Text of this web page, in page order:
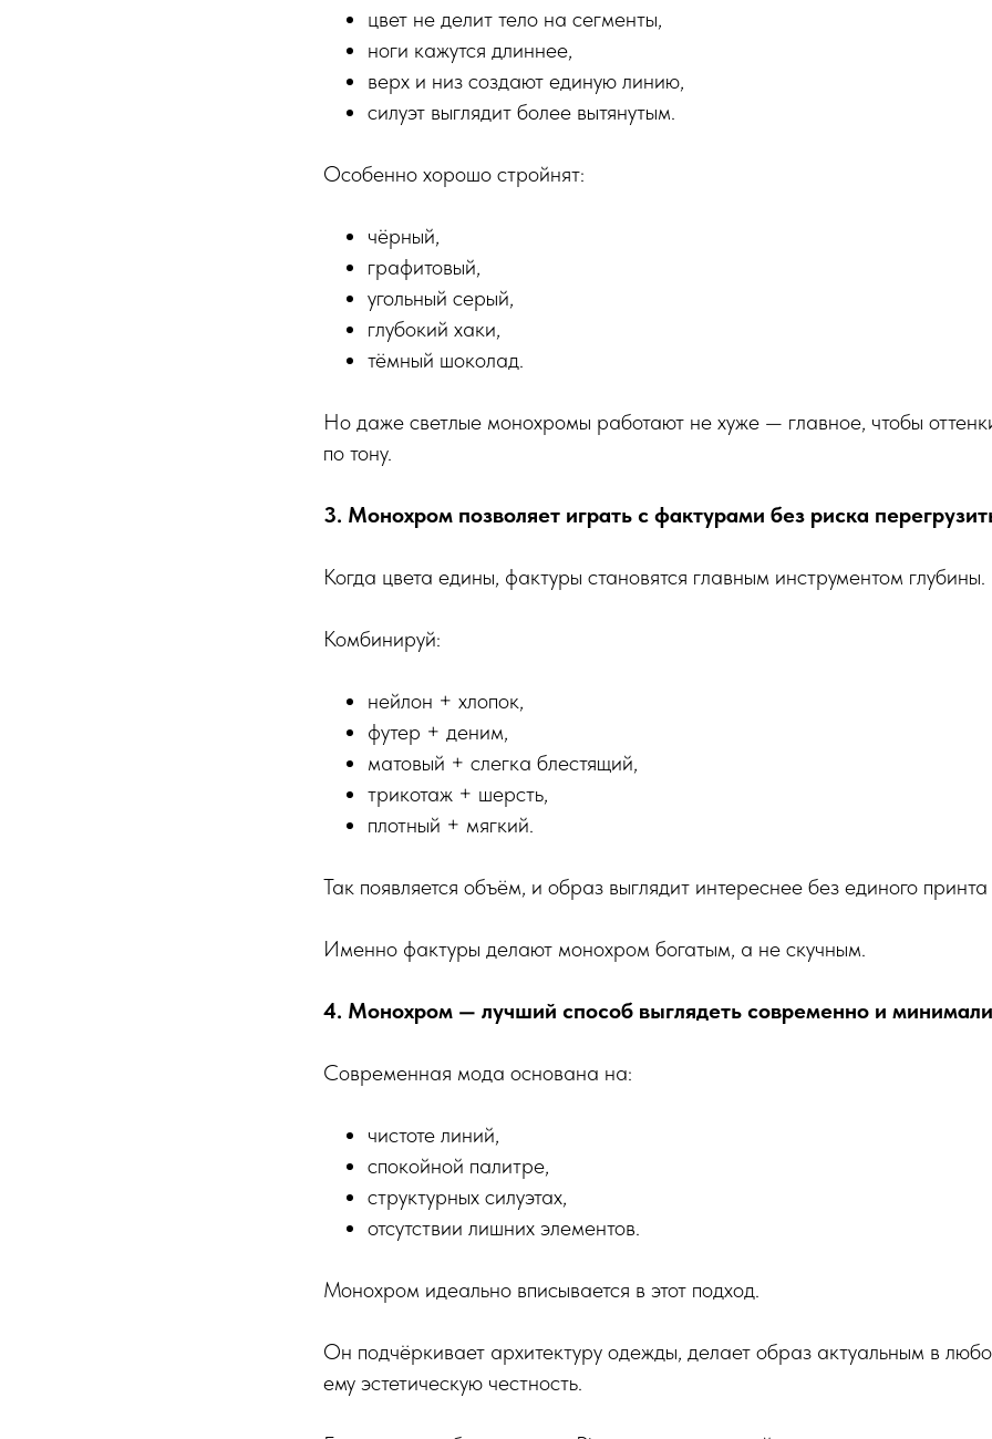
цвет не делит тело на сегменты,
ноги кажутся длиннее,
верх и низ создают единую линию,
силуэт выглядит более вытянутым.
Особенно хорошо стройнят:
чёрный,
графитовый,
угольный серый,
глубокий хаки,
тёмный шоколад.
Но даже светлые монохромы работают не хуже — главное, чтобы
по тону.
3. Монохром позволяет играть с фактурами без риска
Когда цвета едины, фактуры становятся главным инструментом глубины.
Комбинируй:
нейлон + хлопок,
футер + деним,
матовый + слегка блестящий,
трикотаж + шерсть,
плотный + мягкий.
Так появляется объём, и образ выглядит интереснее без единого
Именно фактуры делают монохром богатым, а не скучным.
4. Монохром — лучший способ выглядеть современно и
Современная мода основана на:
чистоте линий,
спокойной палитре,
структурных силуэтах,
отсутствии лишних элементов.
Монохром идеально вписывается в этот подход.
Он подчёркивает архитектуру одежды, делает образ актуальным в
ему эстетическую честность.